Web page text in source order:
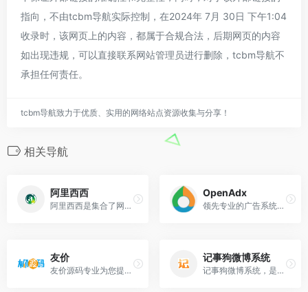
指向，不由tcbm导航实际控制，在2024年 7月 30日 下午1:04
收录时，该网页上的内容，都属于合规合法，后期网页的内容
如出现违规，可以直接联系网站管理员进行删除，tcbm导航不
承担任何责任。
tcbm导航致力于优质、实用的网络站点资源收集与分享！
相关导航
阿里西西
阿里西西是集合了网页制作教程，web开发，手游游戏，手机软件，游戏攻略，游戏资讯，网页制作，js网页特效，单机游戏，广告代码，街机游戏，网站源码等内容的综合型下
OpenAdx
领先专业的广告系统提供商，专注服务于广告领域,包含广告联盟系统、移动广告平台、DSP系统，几个产品拓展成一个有着关联意义的产品群,为用户提供广告投放、流量变现、
友价
友价源码专业为您提供游戏交易源码,商城交易源码,素材下载源码,房产网源码,房产系统,PHP房产网搭建,商城系统,房产网站系统,PHP开源房产系统的相关信息,想要
记事狗微博系统
记事狗微博系统，是一套创新的PHP开源微社区程序，支持多种手机客户端，既可独立建站也可与已有网站整合，通过微评论模块、关注转发机制打通全站的信息流、关系流，是留